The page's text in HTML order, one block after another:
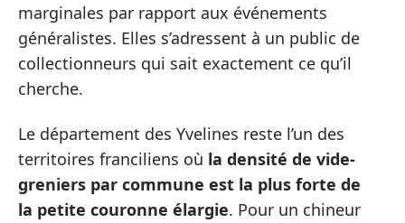
marginales par rapport aux événements
généralistes. Elles s’adressent à un public de
collectionneurs qui sait exactement ce qu’il
cherche.
Le département des Yvelines reste l’un des
territoires franciliens où la densité de vide-
greniers par commune est la plus forte de
la petite couronne élargie. Pour un chineur